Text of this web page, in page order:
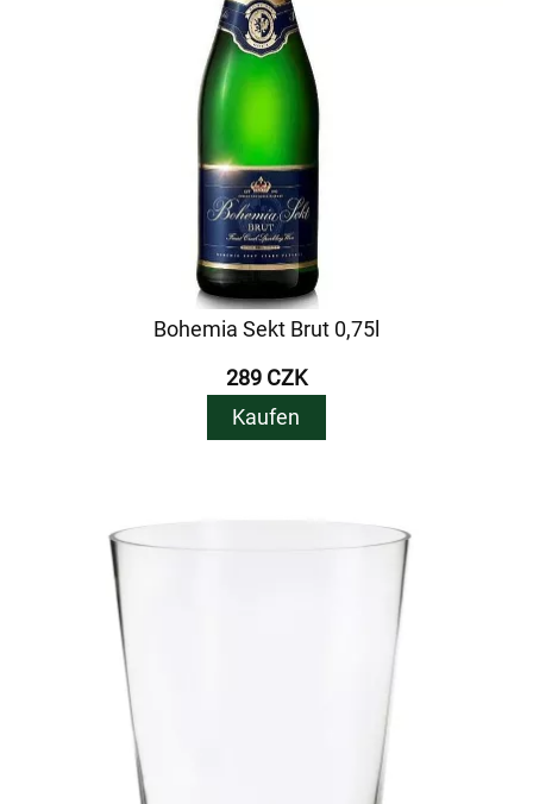
Bohemia Sekt Brut 0,75l
289 CZK
Kaufen